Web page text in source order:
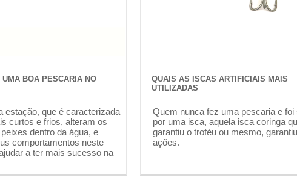
UMA BOA PESCARIA NO
estação, que é caracterizada
curtos e frios, alteram os
dentro da água, e
comportamentos neste
a ter mais sucesso na
QUAIS AS ISCAS ARTIFICIAIS MAIS
UTILIZADAS
Quem nunca fez uma pescaria e foi
por uma isca, aquela isca coringa
garantiu o troféu ou mesmo,
ações.